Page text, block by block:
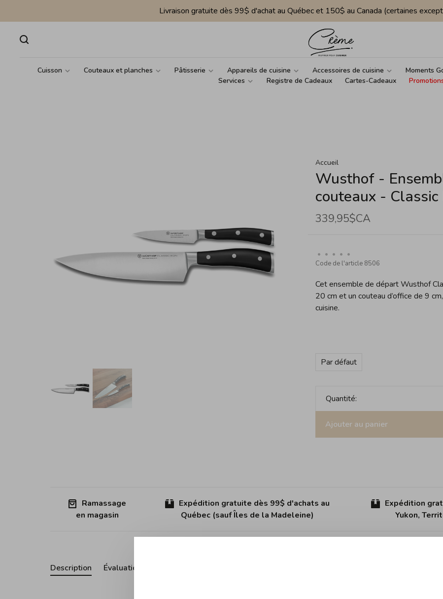
Livraison gratuite dès 99$ d'achat au Québec et 150$ au Canada (certaines
Cuisson Couteaux et planches Pâtisserie Appareils de cuisine Accessoires de cuisine Moments
Services
Registre de Cadeaux Cartes-Cadeaux
Accueil
Wusthof -
couteaux - Classic
339,95$CA
• • • • •
Code de l'article8506
Cet ensemble de départ Wusthof
20 cm et un couteau d’office de 9
cuisine.
Par défaut
Quantité:
Ajouter au panier
Ramassage
en magasin
Expédition gratuite dès 99$ d'achats au
Québec (sauf Îles de la Madeleine)
Expédition
Yukon,
Description Évaluations